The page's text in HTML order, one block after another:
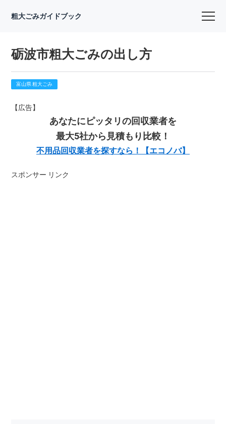
粗大ごみガイドブック
砺波市粗大ごみの出し方
富山県 粗大ごみ
【広告】
あなたにピッタリの回収業者を
最大5社から見積もり比較！
不用品回収業者を探すなら！【エコノバ】
スポンサー リンク